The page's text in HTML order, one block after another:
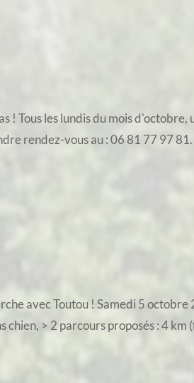
Tous les lundis du mois d'octobre,
rendez-vous au : 06 81 77 97
avec Toutou ! Samedi 5
> 2 parcours proposés : 4 km